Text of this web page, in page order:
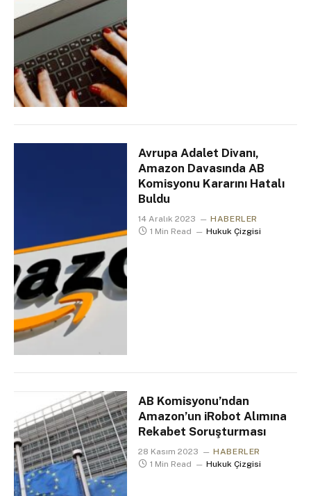
Avrupa Adalet Divanı,
Amazon Davasında AB
Komisyonu Kararını Hatalı
Buldu
14 Aralık 2023
HABERLER
1 Min Read
Hukuk Çizgisi
AB Komisyonu’ndan
Amazon’un iRobot Alımına
Rekabet Soruşturması
28 Kasım 2023
HABERLER
1 Min Read
Hukuk Çizgisi